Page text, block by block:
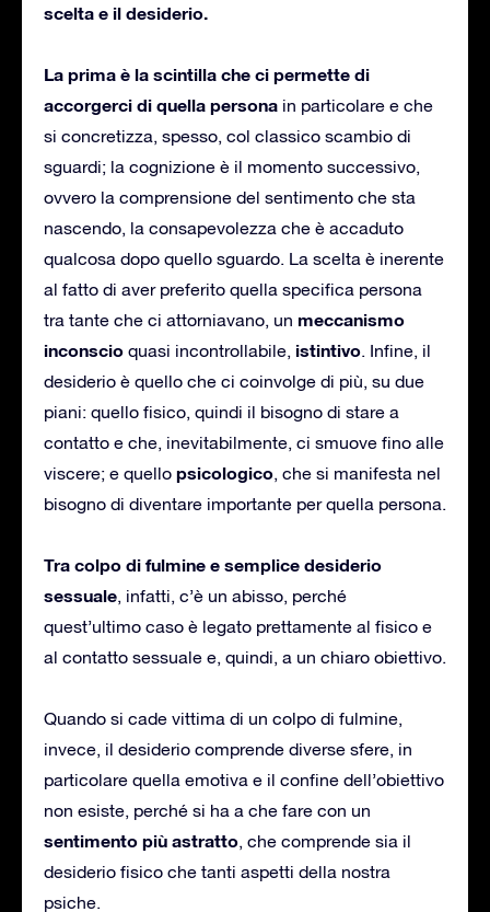
scelta e il desiderio.
La prima è la scintilla che ci permette di
accorgerci di quella persona in particolare e che
si concretizza, spesso, col classico scambio di
sguardi; la cognizione è il momento successivo,
ovvero la comprensione del sentimento che sta
nascendo, la consapevolezza che è accaduto
qualcosa dopo quello sguardo. La scelta è inerente
al fatto di aver preferito quella specifica persona
tra tante che ci attorniavano, un meccanismo
inconscio quasi incontrollabile, istintivo. Infine, il
desiderio è quello che ci coinvolge di più, su due
piani: quello fisico, quindi il bisogno di stare a
contatto e che, inevitabilmente, ci smuove fino alle
viscere; e quello psicologico, che si manifesta nel
bisogno di diventare importante per quella persona.
Tra colpo di fulmine e semplice desiderio
sessuale, infatti, c’è un abisso, perché
quest’ultimo caso è legato prettamente al fisico e
al contatto sessuale e, quindi, a un chiaro obiettivo.
Quando si cade vittima di un colpo di fulmine,
invece, il desiderio comprende diverse sfere, in
particolare quella emotiva e il confine dell’obiettivo
non esiste, perché si ha a che fare con un
sentimento più astratto, che comprende sia il
desiderio fisico che tanti aspetti della nostra
psiche.